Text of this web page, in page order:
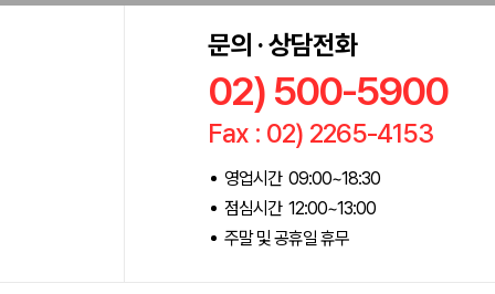
문의 · 상담전화
02) 500-5900
Fax : 02) 2265-4153
영업시간 09:00~18:30
점심시간 12:00~13:00
주말 및 공휴일 휴무